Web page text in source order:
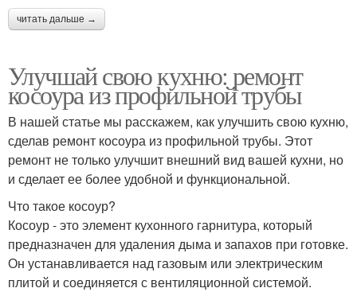
читать дальше →
Улучшай свою кухню: ремонт
косоура из профильной трубы
В нашей статье мы расскажем, как улучшить свою кухню,
сделав ремонт косоура из профильной трубы. Этот
ремонт не только улучшит внешний вид вашей кухни, но
и сделает ее более удобной и функциональной.
Что такое косоур?
Косоур - это элемент кухонного гарнитура, который
предназначен для удаления дыма и запахов при готовке.
Он устанавливается над газовым или электрическим
плитой и соединяется с вентиляционной системой.